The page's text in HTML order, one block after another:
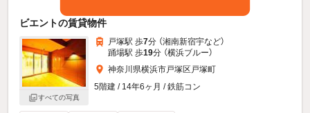
ビエントの賃貸物件
すべての写真
戸塚駅 歩7分 （湘南新宿宇など）
踊場駅 歩19分 （横浜ブルー）
神奈川県横浜市戸塚区戸塚町
5階建 / 14年6ヶ月 / 鉄筋コン